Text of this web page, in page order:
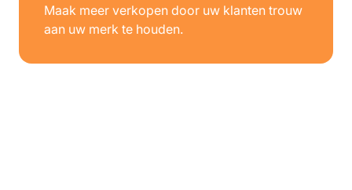
Maak meer verkopen door uw klanten trouw
aan uw merk te houden.